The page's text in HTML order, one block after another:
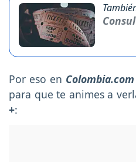
Por eso en Colombia.com
para que te animes a
+: